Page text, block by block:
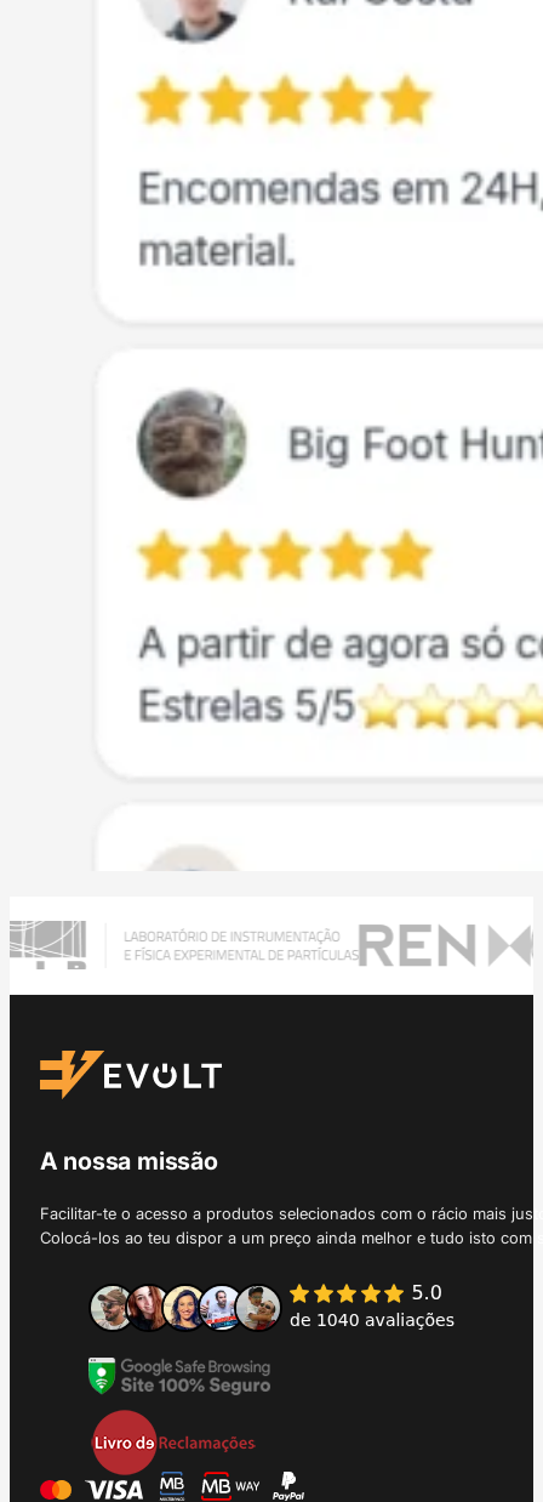
A nossa missão
Facilitar-te o acesso a produtos selecionados com o rácio mais
Colocá-los ao teu dispor a um preço ainda melhor e tudo isto